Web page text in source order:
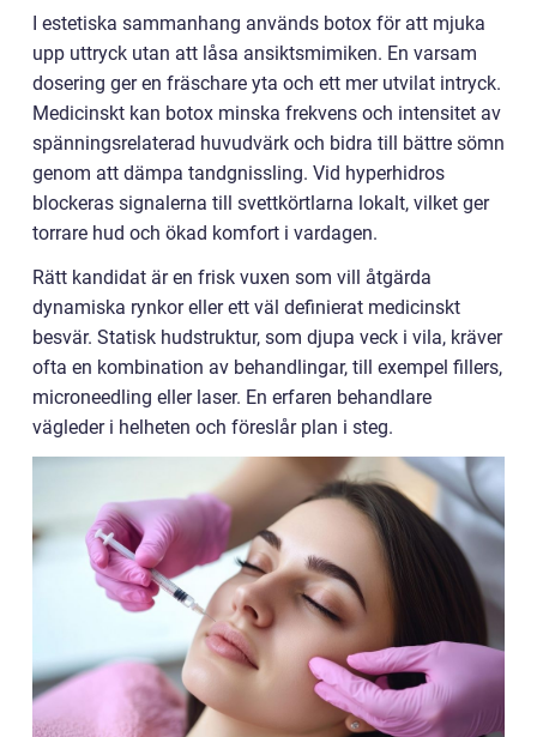
I estetiska sammanhang används botox för att mjuka
upp uttryck utan att låsa ansiktsmimiken. En varsam
dosering ger en fräschare yta och ett mer utvilat intryck.
Medicinskt kan botox minska frekvens och intensitet av
spänningsrelaterad huvudvärk och bidra till bättre sömn
genom att dämpa tandgnissling. Vid hyperhidros
blockeras signalerna till svettkörtlarna lokalt, vilket ger
torrare hud och ökad komfort i vardagen.
Rätt kandidat är en frisk vuxen som vill åtgärda
dynamiska rynkor eller ett väl definierat medicinskt
besvär. Statisk hudstruktur, som djupa veck i vila, kräver
ofta en kombination av behandlingar, till exempel fillers,
microneedling eller laser. En erfaren behandlare
vägleder i helheten och föreslår plan i steg.